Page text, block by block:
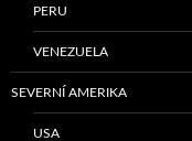
PERU
VENEZUELA
SEVERNÍ AMERIKA
USA